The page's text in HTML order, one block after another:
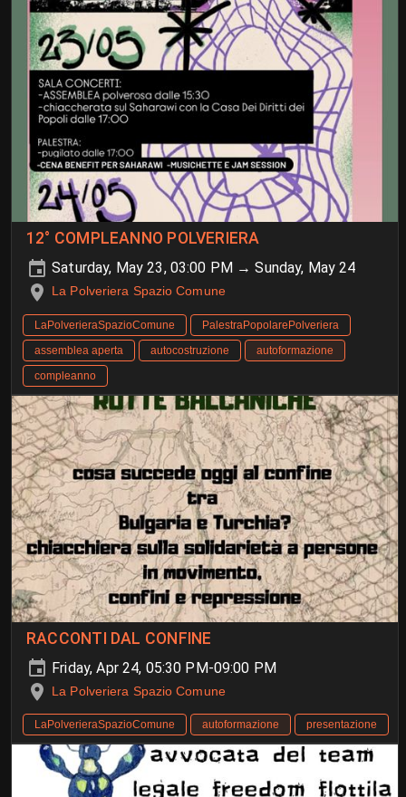
12° COMPLEANNO POLVERIERA
Saturday, May 23, 03:00 PM → Sunday, May 24
La Polveriera Spazio Comune
LaPolverieraSpazioComune
PalestraPopolarePolveriera
assemblea aperta
autocostruzione
autoformazione
compleanno
RACCONTI DAL CONFINE
Friday, Apr 24, 05:30 PM-09:00 PM
La Polveriera Spazio Comune
LaPolverieraSpazioComune autoformazione presentazione